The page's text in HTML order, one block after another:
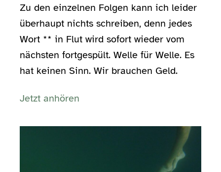
Zu den einzelnen Folgen kann ich leider
überhaupt nichts schreiben, denn jedes
Wort ** in Flut wird sofort wieder vom
nächsten fortgespült. Welle für Welle. Es
hat keinen Sinn. Wir brauchen Geld.
Jetzt anhören